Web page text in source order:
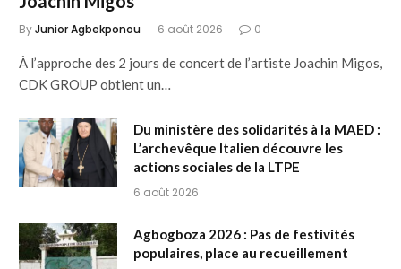
ByJunior Agbekponou 6 août 2026 0
À l’approche des 2 jours de concert de l’artiste Joachin Migos,
CDK GROUP obtient un…
Du ministère des solidarités à la MAED :
L’archevêque Italien découvre les
actions sociales de la LTPE
6 août 2026
Agbogboza 2026 : Pas de festivités
populaires, place au recueillement